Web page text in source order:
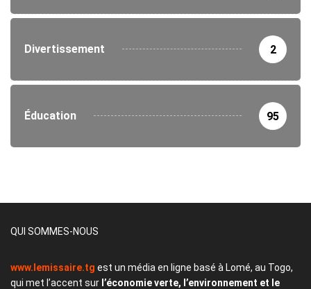
Divertissement 2
Éducation 95
QUI SOMMES-NOUS
www.lemissaire.tg est un média en ligne basé à Lomé, au Togo,
qui met l’accent sur l’économie verte, l’environnement et le